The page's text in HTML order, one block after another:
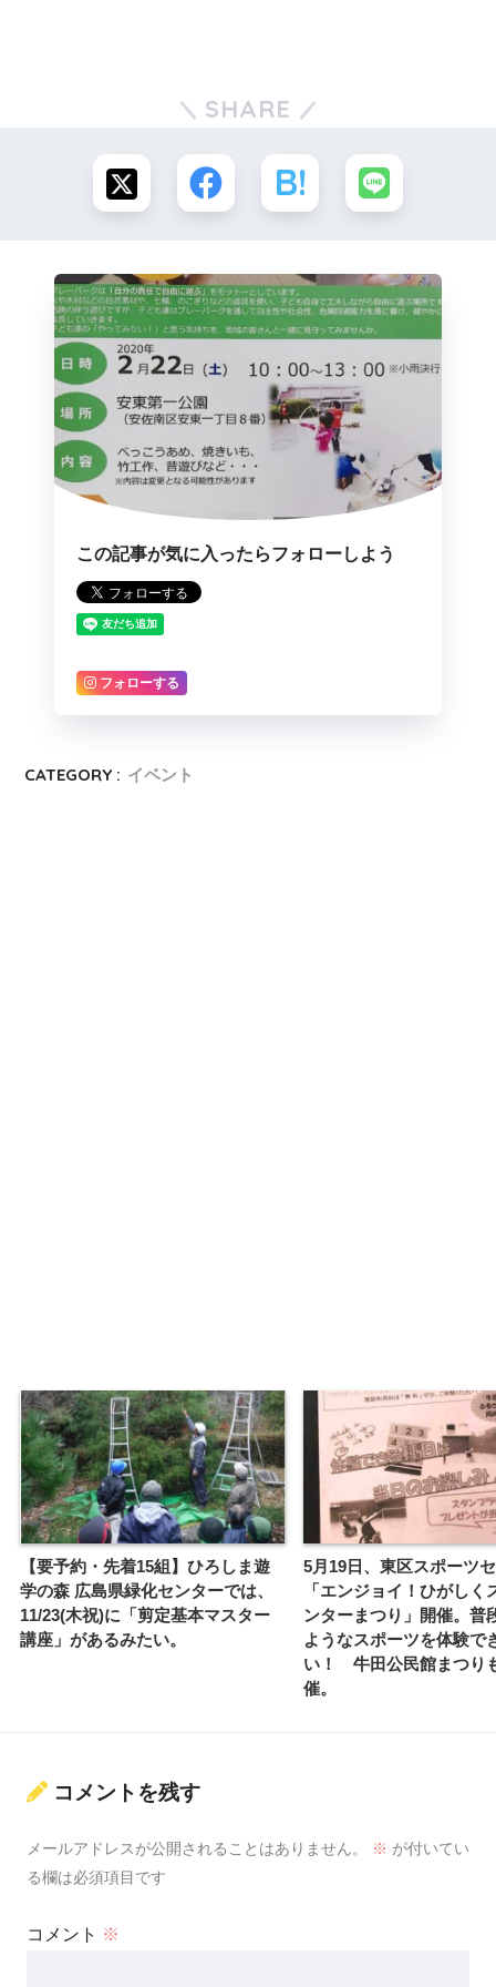
SHARE
この記事が気に入ったらフォローしよう
フォローする
CATEGORY : イベント
【要予約・先着15組】ひろしま遊
学の森 広島県緑化センターでは、
11/23(木祝)に「剪定基本マスター
講座」があるみたい。
5月19日、東区スポーツ
「エンジョイ！ひがしく
ンターまつり」開催。普
ようなスポーツを体験で
い！ 牛田公民館まつり
催。
コメントを残す
メールアドレスが公開されることはありません。 ※ が付いてい
る欄は必須項目です
コメント ※